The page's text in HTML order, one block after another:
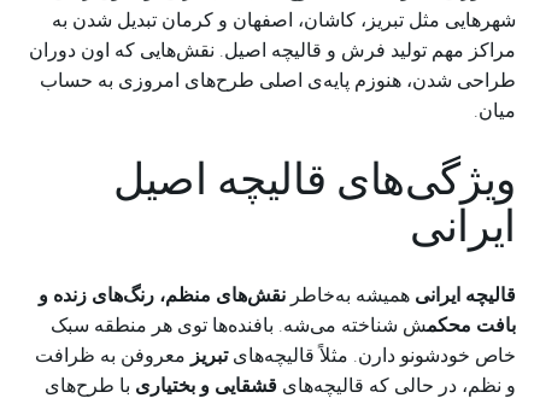
شهرهایی مثل تبریز، کاشان، اصفهان و کرمان تبدیل شدن به
مراکز مهم تولید فرش و قالیچه اصیل. نقش‌هایی که اون دوران
طراحی شدن، هنوزم پایه‌ی اصلی طرح‌های امروزی به حساب
میان.
ویژگی‌های قالیچه اصیل
ایرانی
قالیچه ایرانی همیشه به‌خاطر نقش‌های منظم، رنگ‌های زنده و
بافت محکمش شناخته می‌شه. بافنده‌ها توی هر منطقه سبک
خاص خودشونو دارن. مثلاً قالیچه‌هایتبریز معروفن به ظرافت
و نظم، در حالی که قالیچه‌های قشقایی و بختیاری با طرح‌های